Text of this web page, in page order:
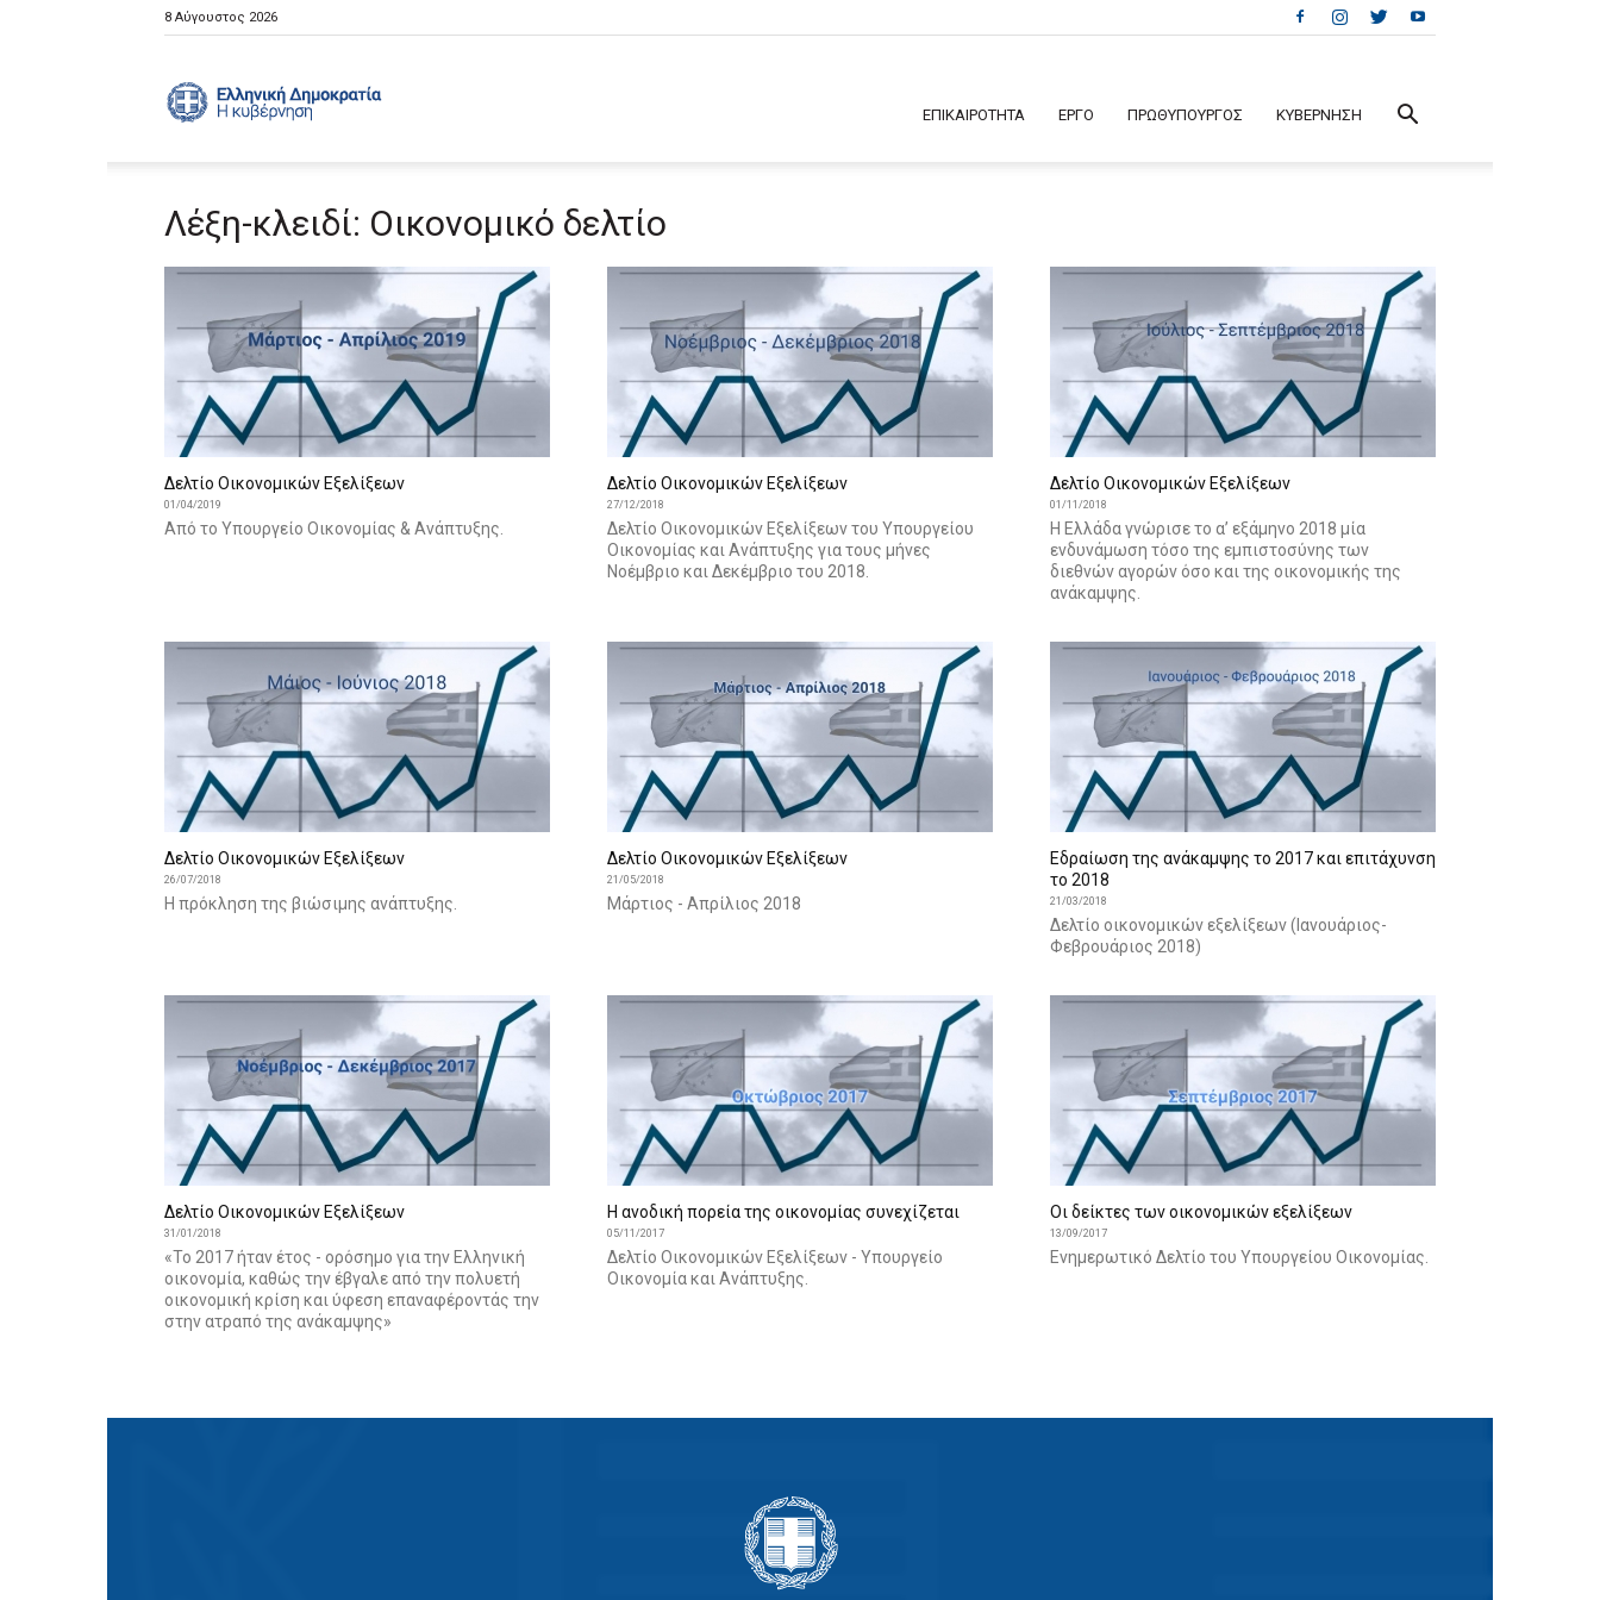
8 Αύγουστος 2026
Κυβέρνηση
ΕΠΙΚΑΙΡΟΤΗΤΑ ΕΡΓΟ ΠΡΩΘΥΠΟΥΡΓΟΣ ΚΥΒΕΡΝΗΣΗ
Λέξη-κλειδί: Οικονομικό δελτίο
Δελτίο Οικονομικών Εξελίξεων
01/04/2019
Από το Υπουργείο Οικονομίας & Ανάπτυξης.
Δελτίο Οικονομικών Εξελίξεων
27/12/2018
Δελτίο Οικονομικών Εξελίξεων του Υπουργείου
Οικονομίας και Ανάπτυξης για τους μήνες
Νοέμβριο και Δεκέμβριο του 2018.
Δελτίο Οικονομικών Εξελίξεων
01/11/2018
Η Ελλάδα γνώρισε το α’ εξάμηνο 2018 μία
ενδυνάμωση τόσο της εμπιστοσύνης των
διεθνών αγορών όσο και της οικονομικής της
ανάκαμψης.
Δελτίο Οικονομικών Εξελίξεων
26/07/2018
Η πρόκληση της βιώσιμης ανάπτυξης.
Δελτίο Οικονομικών Εξελίξεων
21/05/2018
Μάρτιος - Απρίλιος 2018
Εδραίωση της ανάκαμψης το 2017 και επιτάχυνση
το 2018
21/03/2018
Δελτίο οικονομικών εξελίξεων (Ιανουάριος-
Φεβρουάριος 2018)
Δελτίο Οικονομικών Εξελίξεων
31/01/2018
«Το 2017 ήταν έτος - ορόσημο για την Ελληνική
οικονομία, καθώς την έβγαλε από την πολυετή
οικονομική κρίση και ύφεση επαναφέροντάς την
στην ατραπό της ανάκαµψης»
Η ανοδική πορεία της οικονομίας συνεχίζεται
05/11/2017
Δελτίο Οικονομικών Εξελίξεων - Υπουργείο
Οικονομία και Ανάπτυξης.
Οι δείκτες των οικονομικών εξελίξεων
13/09/2017
Ενημερωτικό Δελτίο του Υπουργείου Οικονομίας.